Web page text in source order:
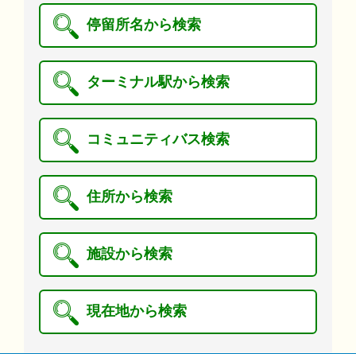
停留所名から検索
ターミナル駅から検索
コミュニティバス検索
住所から検索
施設から検索
現在地から検索